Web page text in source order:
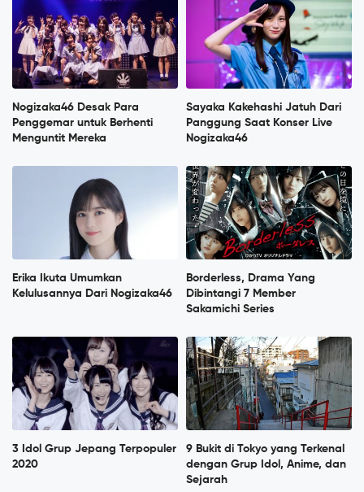
Nogizaka46 Desak Para
Penggemar untuk Berhenti
Menguntit Mereka
Sayaka Kakehashi Jatuh Dari
Panggung Saat Konser Live
Nogizaka46
Erika Ikuta Umumkan
Kelulusannya Dari Nogizaka46
Borderless, Drama Yang
Dibintangi 7 Member
Sakamichi Series
3 Idol Grup Jepang Terpopuler
2020
9 Bukit di Tokyo yang Terkenal
dengan Grup Idol, Anime, dan
Sejarah